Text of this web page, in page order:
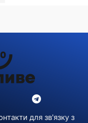
для зв'язку з